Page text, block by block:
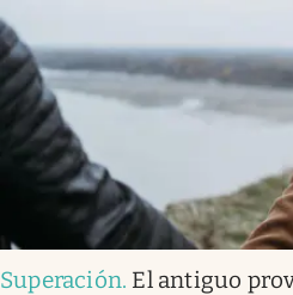
Superación. El antiguo